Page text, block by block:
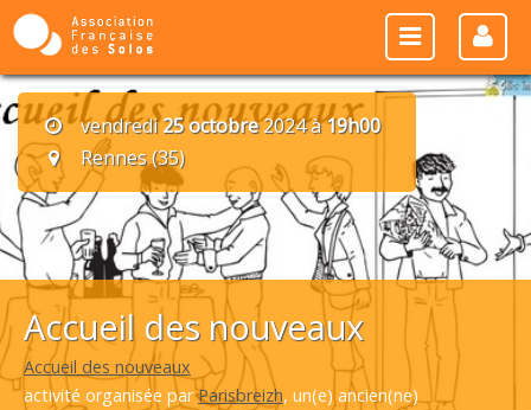
vendredi25 octobre2024 à19h00
Rennes (35)
Accueil des nouveaux
Accueil des nouveaux
activité organisée parParisbreizh, un(e) ancien(ne)